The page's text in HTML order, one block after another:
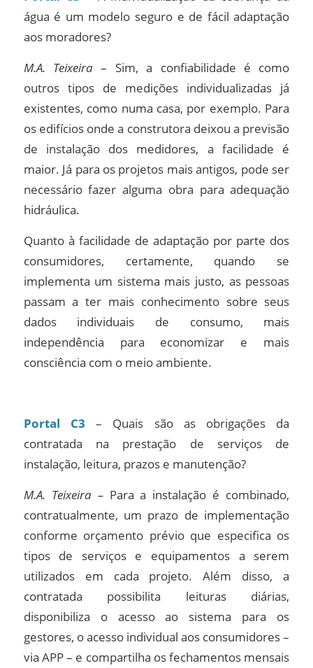
água é um modelo seguro e de fácil adaptação
aos moradores?
M.A. Teixeira – Sim, a confiabilidade é como
outros tipos de medições individualizadas já
existentes, como numa casa, por exemplo. Para
os edifícios onde a construtora deixou a previsão
de instalação dos medidores, a facilidade é
maior. Já para os projetos mais antigos, pode ser
necessário fazer alguma obra para adequação
hidráulica.
Quanto à facilidade de adaptação por parte dos
consumidores, certamente, quando se
implementa um sistema mais justo, as pessoas
passam a ter mais conhecimento sobre seus
dados individuais de consumo, mais
independência para economizar e mais
consciência com o meio ambiente.
Portal C3 – Quais são as obrigações da
contratada na prestação de serviços de
instalação, leitura, prazos e manutenção?
M.A. Teixeira –Para a instalação é combinado,
contratualmente, um prazo de implementação
conforme orçamento prévio que especifica os
tipos de serviços e equipamentos a serem
utilizados em cada projeto. Além disso, a
contratada possibilita leituras diárias,
disponibiliza o acesso ao sistema para os
gestores, o acesso individual aos consumidores –
via APP – e compartilha os fechamentos mensais